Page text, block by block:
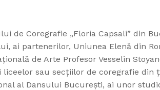
de Coregrafie „Floria Capsali” din
ai partenerilor, Uniunea Elenă din
de Arte Profesor Vesselin
sau secțiilor de coregrafie din
al Dansului București, ai unor